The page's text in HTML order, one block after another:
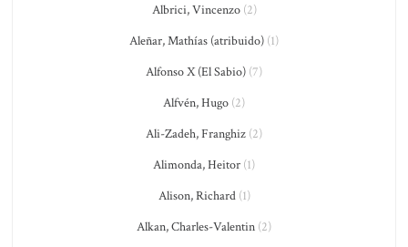
Albrici, Vincenzo(2)
Aleñar, Mathías (atribuido) (1)
Alfonso X (El Sabio) (7)
Alfvén, Hugo (2)
Ali-Zadeh, Franghiz (2)
Alimonda, Heitor (1)
Alison, Richard(1)
Alkan, Charles-Valentin (2)